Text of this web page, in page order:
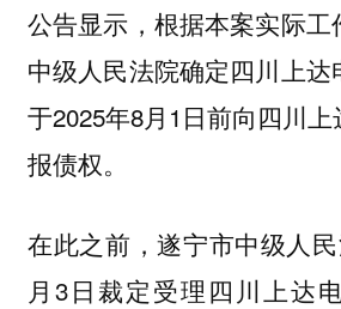
公告显示，根据本案实际
中级人民法院确定四川上达
于2025年8月1日前向四川
报债权。
在此之前，遂宁市中级人
月3日裁定受理四川上达